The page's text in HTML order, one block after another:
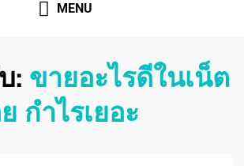
MENU
: ขายอะไรดีในเน็ต
กําไรเยอะ